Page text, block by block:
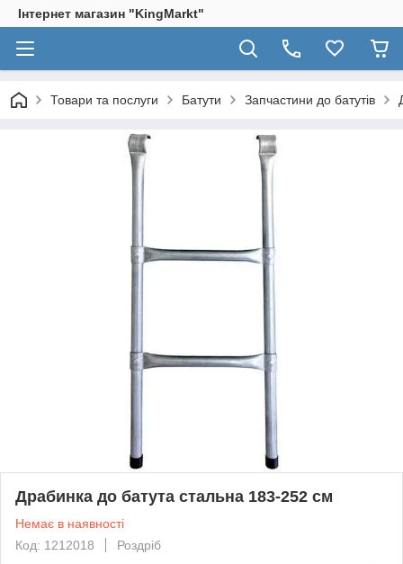
Інтернет магазин "KingМarkt"
Товари та послуги Батути Запчастини до батутів
Драбинка до батута стальна 183-252 см
Немає в наявності
Код: 1212018
Роздріб